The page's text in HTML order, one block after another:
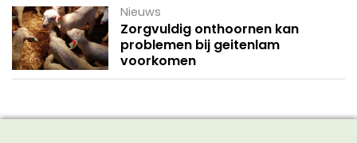
Nieuws
Zorgvuldig onthoornen kan
problemen bij geitenlam
voorkomen